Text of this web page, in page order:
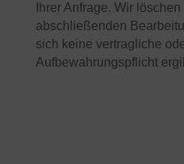
Ihrer Anfrage. Wir
abschließenden
sich keine vertragliche
Aufbewahrungspflicht